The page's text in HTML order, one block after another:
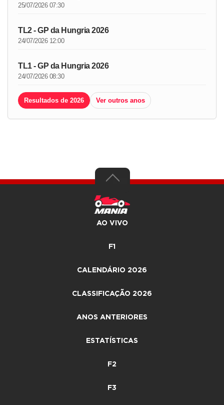
25/07/2026 07:30
TL2 - GP da Hungria 2026
24/07/2026 12:00
TL1 - GP da Hungria 2026
24/07/2026 08:30
Resultados de 2026 Ver outros anos
AO VIVO
F1
CALENDÁRIO 2026
CLASSIFICAÇÃO 2026
ANOS ANTERIORES
ESTATÍSTICAS
F2
F3